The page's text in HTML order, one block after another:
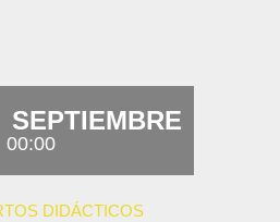
SEPTIEMBRE
00:00
DIDÁCTICOS